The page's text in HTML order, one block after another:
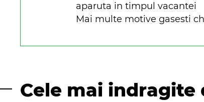
aparuta in timpul vacantei
Mai multe motive gasesti
Cele mai